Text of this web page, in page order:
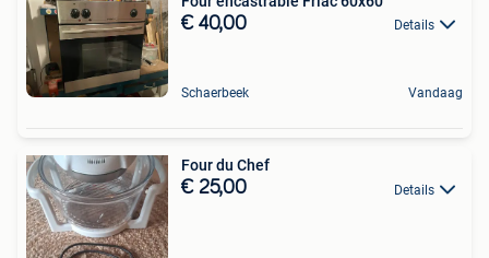
€ 40,00 Details
Schaerbeek Vandaag
Four du Chef
€ 25,00 Details